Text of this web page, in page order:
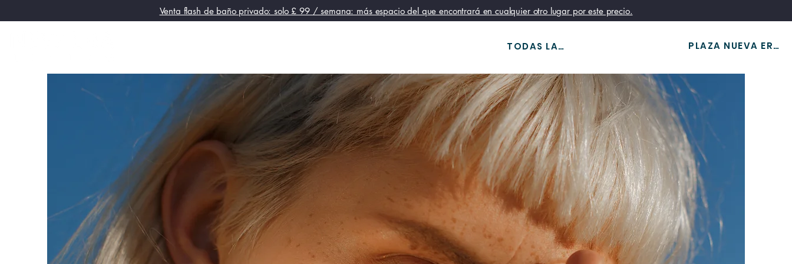
Venta flash de baño privado: solo £ 99 / semana: más espacio del que encontrará en cualquier otro lugar por este precio.
TODAS LAS HABITACIONES PLAZA NUEVA ERA